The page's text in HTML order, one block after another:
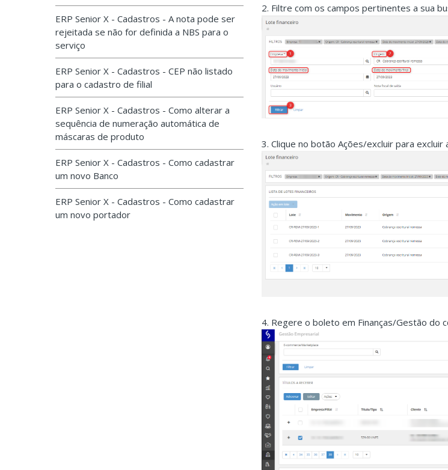
ERP Senior X - Cadastros - A nota pode ser
rejeitada se não for definida a NBS para o
serviço
ERP Senior X - Cadastros - CEP não listado
para o cadastro de filial
ERP Senior X - Cadastros - Como alterar a
sequência de numeração automática de
máscaras de produto
ERP Senior X - Cadastros - Como cadastrar
um novo Banco
ERP Senior X - Cadastros - Como cadastrar
um novo portador
2. Filtre com os campos pertinentes a sua
3. Clique no botão Ações/excluir para excluir
4. Regere o boleto em Finanças/Gestão do